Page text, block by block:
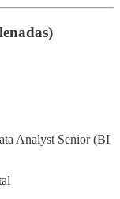
Analyst Senior (BI